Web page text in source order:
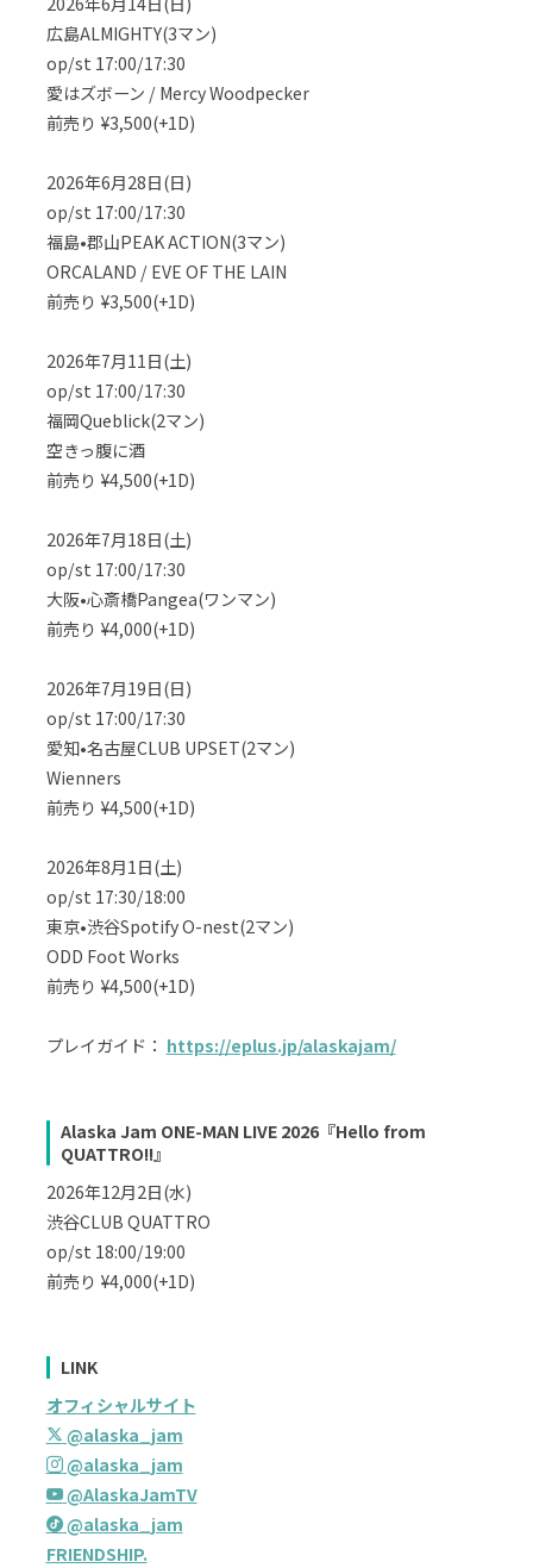
広島ALMIGHTY(3マン)
op/st 17:00/17:30
愛はズボーン / Mercy Woodpecker
前売り ¥3,500(+1D)
2026年6月28日(日)
op/st 17:00/17:30
福島•郡山PEAK ACTION(3マン)
ORCALAND / EVE OF THE LAIN
前売り ¥3,500(+1D)
2026年7月11日(土)
op/st 17:00/17:30
福岡Queblick(2マン)
空きっ腹に酒
前売り ¥4,500(+1D)
2026年7月18日(土)
op/st 17:00/17:30
大阪•心斎橋Pangea(ワンマン)
前売り ¥4,000(+1D)
2026年7月19日(日)
op/st 17:00/17:30
愛知•名古屋CLUB UPSET(2マン)
Wienners
前売り ¥4,500(+1D)
2026年8月1日(土)
op/st 17:30/18:00
東京•渋谷Spotify O-nest(2マン)
ODD Foot Works
前売り ¥4,500(+1D)
プレイガイド： https://eplus.jp/alaskajam/
Alaska Jam ONE-MAN LIVE 2026『Hello from
QUATTRO!!』
2026年12月2日(水)
渋谷CLUB QUATTRO
op/st 18:00/19:00
前売り ¥4,000(+1D)
LINK
オフィシャルサイト
@alaska_jam
@alaska_jam
@AlaskaJamTV
@alaska_jam
FRIENDSHIP.